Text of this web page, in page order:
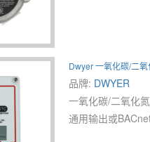
Dwyer 一氧化碳/二
品牌: DWYER
一氧化碳/二氧化
通用输出或